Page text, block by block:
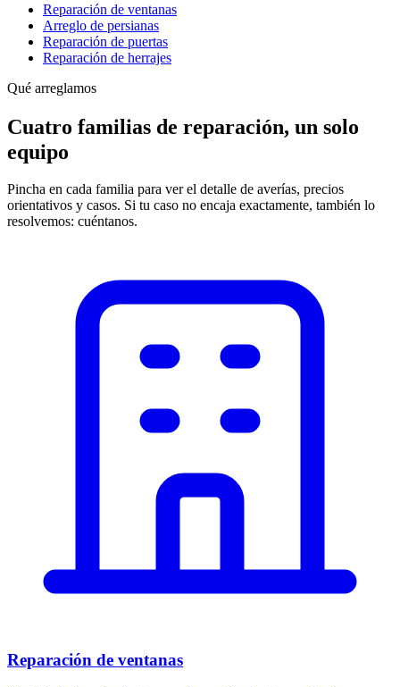
Reparación de ventanas
Arreglo de persianas
Reparación de puertas
Reparación de herrajes
Qué arreglamos
Cuatro familias de reparación, un solo
equipo
Pincha en cada familia para ver el detalle de averías, precios
orientativos y casos. Si tu caso no encaja exactamente, también lo
resolvemos: cuéntanos.
Reparación de ventanas